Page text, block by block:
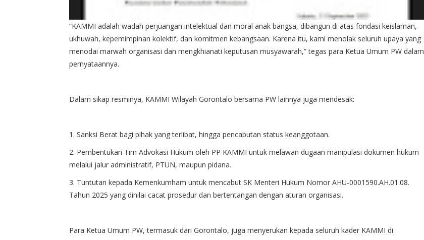
“KAMMI adalah wadah perjuangan intelektual dan moral anak bangsa, dibangun di atas fondasi keislaman,
ukhuwah, kepemimpinan kolektif, dan komitmen kebangsaan. Karena itu, kami menolak seluruh upaya yang
menodai marwah organisasi dan mengkhianati keputusan musyawarah,” tegas para Ketua Umum PW dalam
pernyataannya.
Dalam sikap resminya, KAMMI Wilayah Gorontalo bersama PW lainnya juga mendesak:
1. Sanksi Berat bagi pihak yang terlibat, hingga pencabutan status keanggotaan.
2. Pembentukan Tim Advokasi Hukum oleh PP KAMMI untuk melawan dugaan manipulasi dokumen hukum
melalui jalur administratif, PTUN, maupun pidana.
3. Tuntutan kepada Kemenkumham untuk mencabut SK Menteri Hukum Nomor AHU-0001590.AH.01.08.
Tahun 2025 yang dinilai cacat prosedur dan bertentangan dengan aturan organisasi.
Para Ketua Umum PW, termasuk dari Gorontalo, juga menyerukan kepada seluruh kader KAMMI di